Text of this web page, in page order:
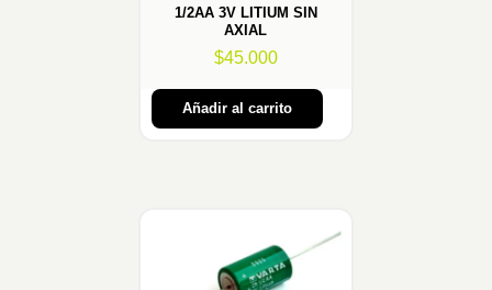
1/2AA 3V LITIUM SIN
AXIAL
$45.000
Añadir al carrito